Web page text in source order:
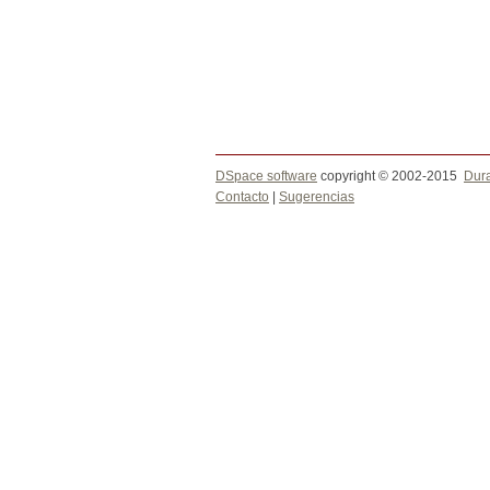
DSpace software copyright © 2002-2015
Contacto
Sugerencias